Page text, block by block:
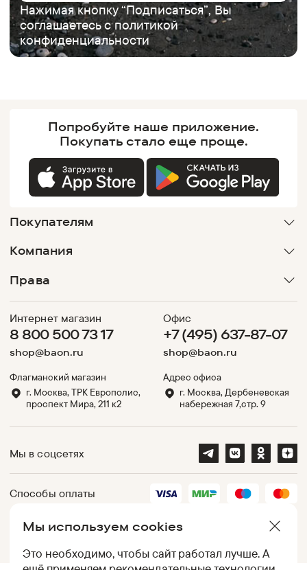
Нажимая кнопку “Подписаться”, Вы
соглашаетесь сполитикой
конфиденциальности
Мы используем cookies
Это необходимо, чтобы сайт работал лучше. А
Попробуйте наше приложение.
Покупатьстало еще проще.
Покупателям
Компания
Права
Интернет магазин
8 800 500 73 17
shop@baon.ru
Флагманский магазин
г. Москва, ТРК Европолис,
проспект Мира, 211 к2
Офис
+7 (495) 637-87-07
shop@baon.ru
Адрес офиса
г. Москва, Дербеневская
набережная 7,стр. 9
Мы в соцсетях
Способы оплаты
Партнеры